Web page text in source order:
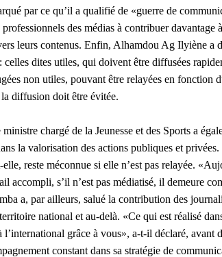
par ce qu’il a qualifié de «guerre de
professionnels des médias à contribuer
leurs contenus. Enfin, Alhamdou Ag Ilyiène a
celles dites utiles, qui doivent être diffusées
non utiles, pouvant être relayées en fonction
diffusion doit être évitée.
chargé de la Jeunesse et des Sports a
la valorisation des actions publiques et
reste méconnue si elle n’est pas relayée.
accompli, s’il n’est pas médiatisé, il demeure
a, par ailleurs, salué la contribution des
national et au-delà. «Ce qui est réalisé
l’international grâce à vous», a-t-il déclaré, avant
constant dans sa stratégie de